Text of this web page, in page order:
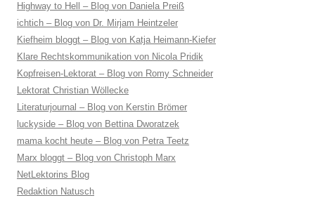
Highway to Hell – Blog von Daniela Preiß
ichtich – Blog von Dr. Mirjam Heintzeler
Kiefheim bloggt – Blog von Katja Heimann-Kiefer
Klare Rechtskommunikation von Nicola Pridik
Kopfreisen-Lektorat – Blog von Romy Schneider
Lektorat Christian Wöllecke
Literaturjournal – Blog von Kerstin Brömer
luckyside – Blog von Bettina Dworatzek
mama kocht heute – Blog von Petra Teetz
Marx bloggt – Blog von Christoph Marx
NetLektorins Blog
Redaktion Natusch